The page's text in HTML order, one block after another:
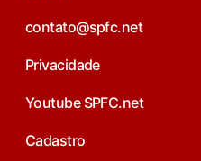
contato@spfc.net
Privacidade
Youtube SPFC.net
Cadastro